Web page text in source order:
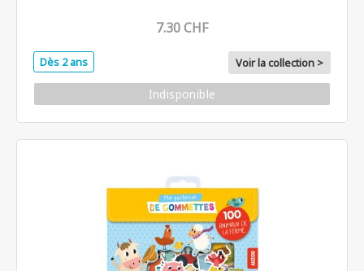
7.30 CHF
Dès 2 ans Voir la collection >
Indisponible